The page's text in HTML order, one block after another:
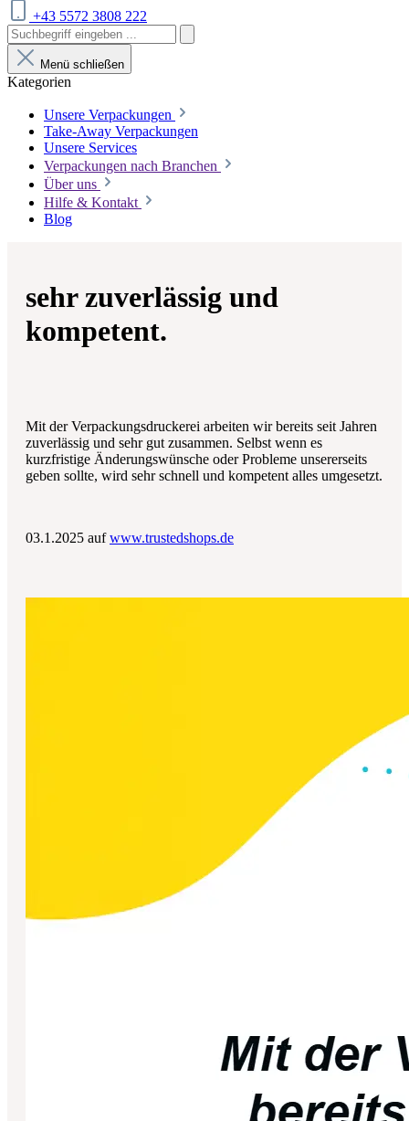
+43 5572 3808 222
Menü schließen
Kategorien
Unsere Verpackungen
Take-Away Verpackungen
Unsere Services
Verpackungen nach Branchen
Über uns
Hilfe & Kontakt
Blog
sehr zuverlässig und
kompetent.
Mit der Verpackungsdruckerei arbeiten wir bereits seit Jahren
zuverlässig und sehr gut zusammen. Selbst wenn es
kurzfristige Änderungswünsche oder Probleme unsererseits
geben sollte, wird sehr schnell und kompetent alles umgesetzt.
03.1.2025 aufwww.trustedshops.de